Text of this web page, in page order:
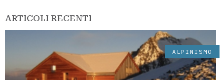
ARTICOLI RECENTI
ALPINISMO